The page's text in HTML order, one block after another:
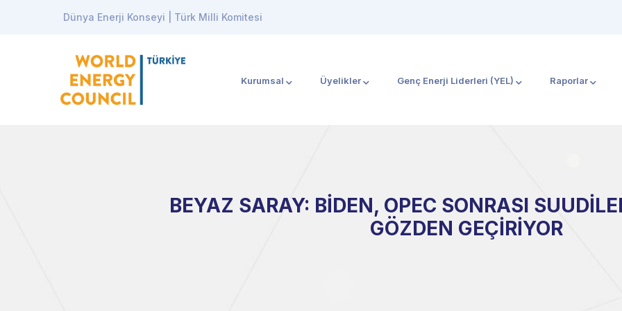
Dünya Enerji Konseyi | Türk Milli Komitesi
Kurumsal Üyelikler Genç Enerji Liderleri (YEL) Raporlar
BEYAZ SARAY: BİDEN, OPEC SONRASI
GÖZDEN GEÇİRİYOR